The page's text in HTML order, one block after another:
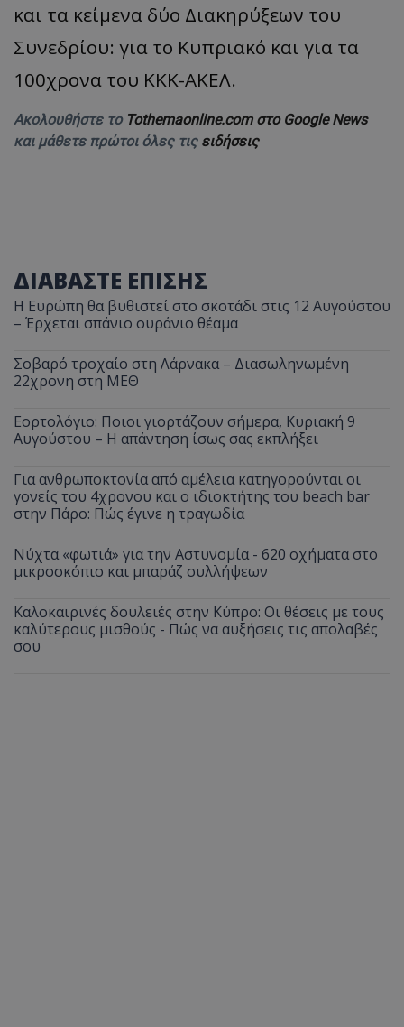
και τα κείμενα δύο Διακηρύξεων του
Συνεδρίου: για το Κυπριακό και για τα
100χρονα του ΚΚΚ-ΑΚΕΛ.
Ακολουθήστε το Tothemaonline.com στο Google News
και μάθετε πρώτοι όλες τις ειδήσεις
ΔΙΑΒΑΣΤΕ ΕΠΙΣΗΣ
Η Ευρώπη θα βυθιστεί στο σκοτάδι στις 12 Αυγούστου
– Έρχεται σπάνιο ουράνιο θέαμα
Σοβαρό τροχαίο στη Λάρνακα – Διασωληνωμένη
22χρονη στη ΜΕΘ
Εορτολόγιο: Ποιοι γιορτάζουν σήμερα, Κυριακή 9
Αυγούστου – Η απάντηση ίσως σας εκπλήξει
Για ανθρωποκτονία από αμέλεια κατηγορούνται οι
γονείς του 4χρονου και ο ιδιοκτήτης του beach bar
στην Πάρο: Πώς έγινε η τραγωδία
Νύχτα «φωτιά» για την Αστυνομία - 620 οχήματα στο
μικροσκόπιο και μπαράζ συλλήψεων
Καλοκαιρινές δουλειές στην Κύπρο: Οι θέσεις με τους
καλύτερους μισθούς - Πώς να αυξήσεις τις απολαβές
σου